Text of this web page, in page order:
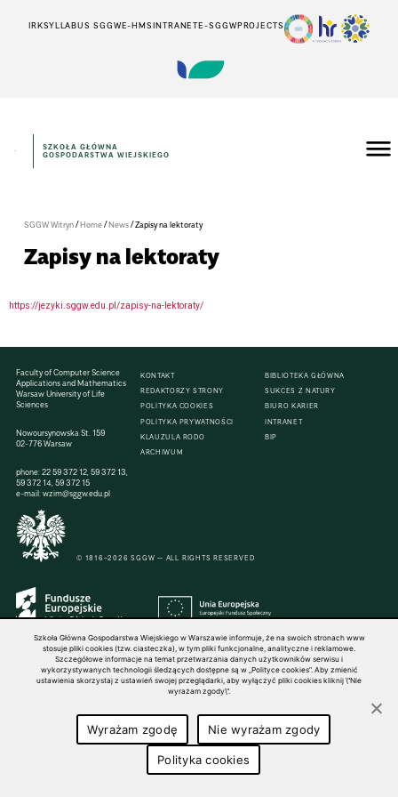
IRKSYLLABUS SGGWE-HMSINTRANETE-SGGWPROJECTS
SZKOŁA GŁÓWNA
GOSPODARSTWA WIEJSKIEGO
SGGW Witryn/Home/News/Zapisy na lektoraty
Zapisy na lektoraty
https://jezyki.sggw.edu.pl/zapisy-na-lektoraty/
Faculty of Computer Science
Applications and Mathematics
Warsaw University of Life
Sciences
Nowoursynowska St. 159
02-776 Warsaw
phone:22 59 372 12, 59 372 13
59 372 14, 59 372 15
e-mail:wzim@sggw.edu.pl
KONTAKT
REDAKTORZY STRONY
POLITYKA COOKIES
POLITYKA PRYWATNOŚCI
KLAUZULA RODO
ARCHIWUM
BIBLIOTEKA GŁÓWNA
SUKCES Z NATURY
BIURO KARIER
INTRANET
BIP
© 1816–2026 SGGW — ALL RIGHTS RESERVED
Szkoła Główna Gospodarstwa Wiejskiego w Warszawie informuje, że na swoich stronach www
stosuje pliki cookies (tzw. ciasteczka), w tym pliki funkcjonalne, analityczne i reklamowe.
Szczegółowe informacje na temat przetwarzania danych użytkowników serwisu i
wykorzystywanych technologii śledzących dostępne są w „Polityce cookies”. Aby zmienić
ustawienia skorzystaj z ustawień swojej przeglądarki, aby wyłączyć pliki cookies kliknij \"Nie
wyrażam zgody\".
Wyrażam zgodę Nie wyrażam zgody
Polityka cookies